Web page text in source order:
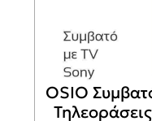
OSIO